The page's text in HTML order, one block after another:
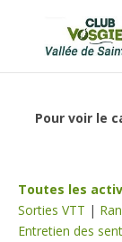
Pour voir le
Toutes les
Sorties VTT |
Entretien des